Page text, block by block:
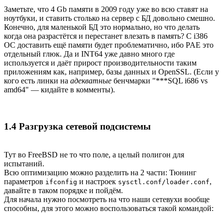
Заметьте, что 4 Gb памяти в 2009 году уже во всю ставят на
ноутбуки, и ставить столько на сервер с БД довольно смешно.
Конечно, для маленькой БД это нормально, но что делать
когда она разрастётся и перестанет влезать в память? C i386
ОС доставить ещё памяти будет проблематично, ибо PAE это
отдельный глюк. Да и INT64 уже давно много где
используется и даёт прирост производительности таким
приложениям как, например, базы данных и OpenSSL. (Если у
кого есть линки на адекватные бенчмарки "***SQL i686 vs
amd64" — кидайте в комменты).
1.4 Разгрузка сетевой подсистемы
Тут во FreeBSD не то что поле, а целый полигон для
испытаний.
Всю оптимизацию можно разделить на 2 части: Тюнинг
параметров ifconfig и настроек sysctl.conf/loader.conf,
давайте в таком порядке и пойдём.
Для начала нужно посмотреть на что наши сетевухи вообще
способны, для этого можно воспользоваться такой командой: